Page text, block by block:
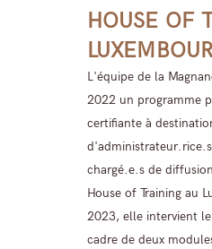
HOUSE OF
L'équipe de la
2022 un programme
certifiante à
chargé.e.s de
House of Training au
2023, elle intervient
cadre de deux